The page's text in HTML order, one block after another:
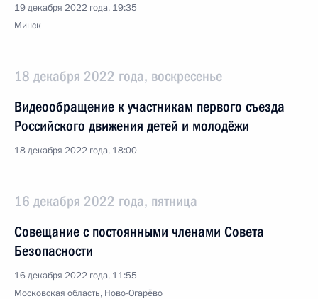
19 декабря 2022 года, 19:35
Минск
18 декабря 2022 года, воскресенье
Видеообращение к участникам первого съезда
Российского движения детей и молодёжи
18 декабря 2022 года, 18:00
16 декабря 2022 года, пятница
Совещание с постоянными членами Совета
Безопасности
16 декабря 2022 года, 11:55
Московская область, Ново-Огарёво